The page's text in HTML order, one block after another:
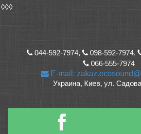
◊◊◊
044-592-7974, 098-592-7974,
066-555-7974
E-mail:
Украина, Киев, ул.